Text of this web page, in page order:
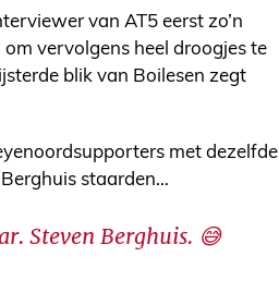
van AT5 eerst zo’n
vervolgens heel droogjes te
blik van Boilesen zegt
met dezelfde
staarden…
Steven Berghuis. 😅